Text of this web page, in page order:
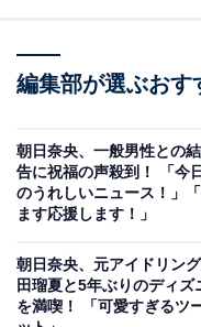
編集部が選ぶおす
朝日奈央、一般男性との
告に祝福の声殺到！ 「今
のうれしいニュース！」
ます応援します！」
朝日奈央、元アイドリン
田瑠夏と5年ぶりのディズ
を満喫！ 「可愛すぎるツ